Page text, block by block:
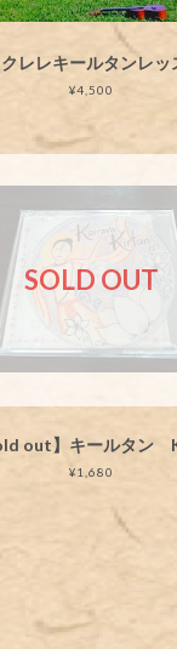
¥4,500
SOLD OUT
¥1,680